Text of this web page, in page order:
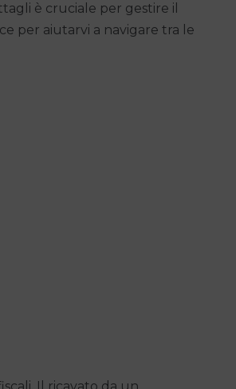
è cruciale per gestire il
per aiutarvi a navigare tra le